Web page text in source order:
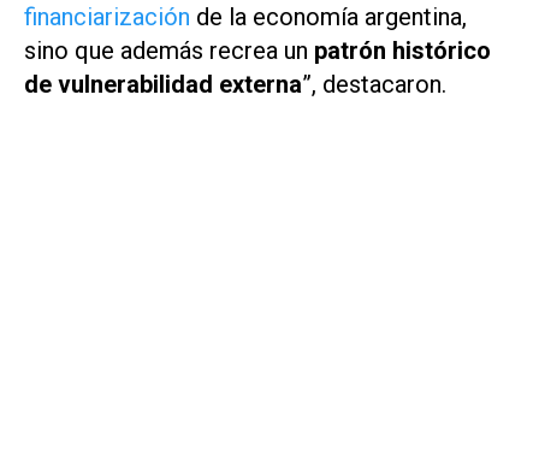
financiarización de la economía argentina,
sino que además recrea un patrón histórico
de vulnerabilidad externa”, destacaron.